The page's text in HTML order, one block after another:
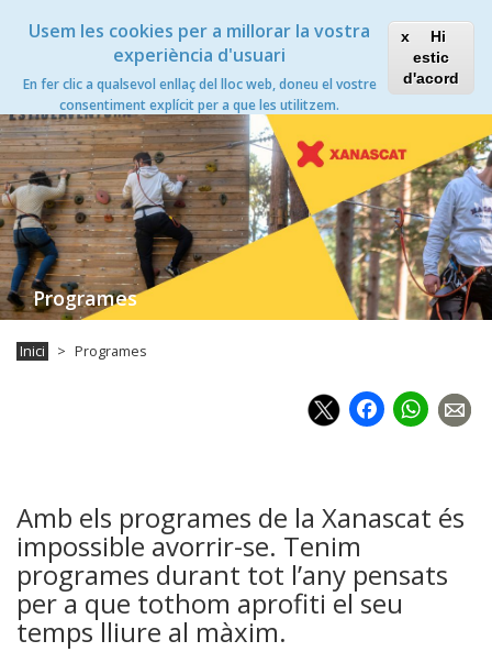
Usem les cookies per a millorar la vostra
experiència d'usuari
En fer clic a qualsevol enllaç del lloc web, doneu el vostre
consentiment explícit per a que les utilitzem.
Hi
estic
d'acord
Toggle
Xanascat
Toggle
navigation
Programes
Programes
Inici Programes
Amb els programes de la Xanascat és
impossible avorrir-se. Tenim
programes durant tot l’any pensats
per a que tothom aprofiti el seu
temps lliure al màxim.